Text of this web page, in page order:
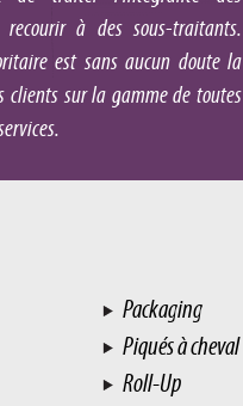
recourir à des sous-traitants.
est sans aucun doute la
clients sur la gamme de toutes
Packaging
Piqués à cheval
Roll-Up